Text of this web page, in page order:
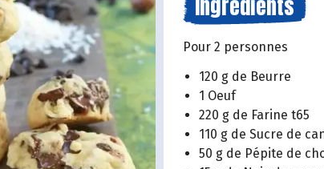
Ingrédients
Pour 2 personnes
120 g de Beurre
1 Oeuf
220 g de Farine t65
110 g de Sucre de
50 g de Pépite de